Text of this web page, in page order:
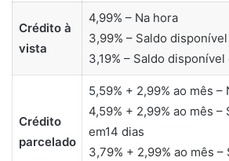
Crédito à
vista
4,99% – Na hora
3,99% – Saldo
3,19% – Saldo
Crédito
parcelado
5,59% + 2,99% ao mês –
4,59% + 2,99% ao mês
em14 dias
3,79% + 2,99% ao mês